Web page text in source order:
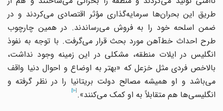
طریق این بحران‌ها سرمایه‌گذاری مؤثر اقتصادی می‌کردند و در
ضمن اسلحه خود را به فروش می‌رساندند. در همین چارچوب
طرح احداث خط‌آهن مورد بحث قرار می‌گرفت. با توجه به نفوذ
انگلیس در ایلات منطقه، مشکلی در این زمینه وجود نداشت،
بالاخص فردی مثل خزعل که «بهتر به اوضاع و احوال دنیا واقف
می‌باشد و او همیشه مصالح دولت بریتانیا را در نظر گرفته و
انگلیسی‌ها هم متقابلاً به او کمک می‌کنند».